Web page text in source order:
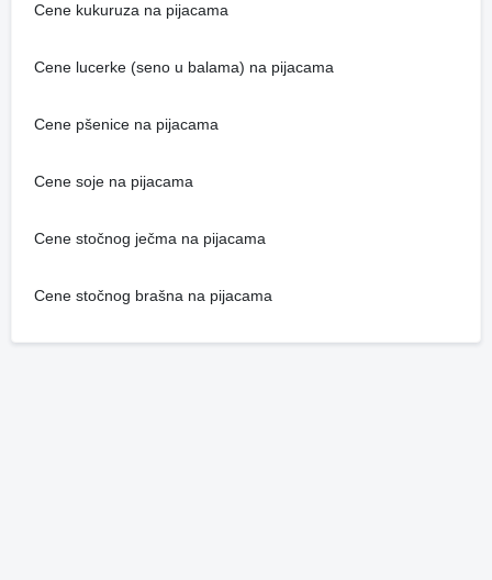
Cene kukuruza na pijacama
Cene lucerke (seno u balama) na pijacama
Cene pšenice na pijacama
Cene soje na pijacama
Cene stočnog ječma na pijacama
Cene stočnog brašna na pijacama